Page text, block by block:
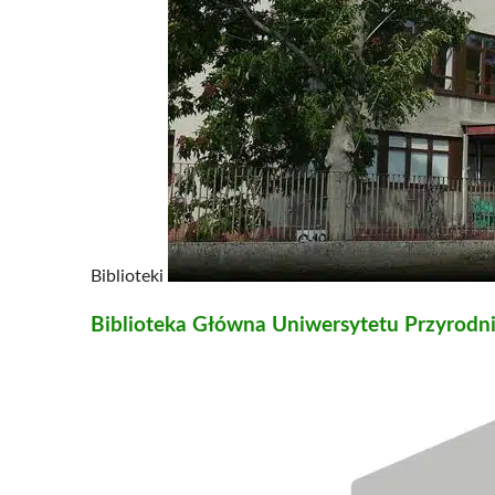
Biblioteki
Biblioteka Główna Uniwersytetu